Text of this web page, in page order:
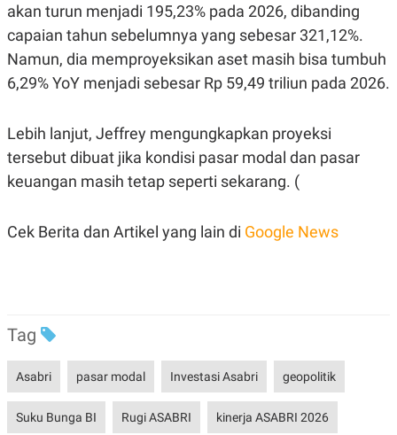
N
C
A
D
E
R
L
E
A
S
D
L
A
N
A
A
K
I
N
J
N
E
P
A
P
A
D
V
E
akan turun menjadi 195,23% pada 2026, dibanding
capaian tahun sebelumnya yang sebesar 321,12%.
Namun, dia memproyeksikan aset masih bisa tumbuh
6,29% YoY menjadi sebesar Rp 59,49 triliun pada 2026.
Lebih lanjut, Jeffrey mengungkapkan proyeksi
tersebut dibuat jika kondisi pasar modal dan pasar
keuangan masih tetap seperti sekarang. (
Cek Berita dan Artikel yang lain di Google News
Tag
Asabri pasar modal Investasi Asabri geopolitik
Suku Bunga BI Rugi ASABRI kinerja ASABRI 2026